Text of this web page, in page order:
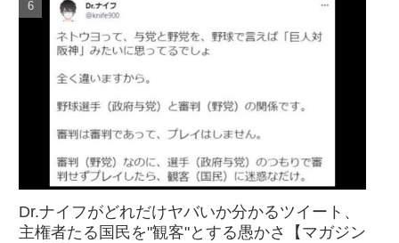
Dr.ナイフがどれだけヤバいか分かるツイート、
主権者たる国民を"観客"とする愚かさ【マガジン